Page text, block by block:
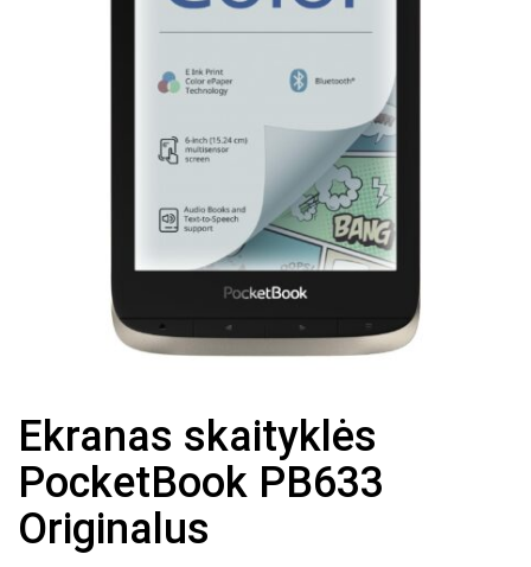
Ekranas skaityklės
PocketBook PB633
Originalus